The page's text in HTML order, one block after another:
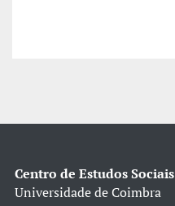
Centro de Estudos Sociais
Universidade de Coimbra